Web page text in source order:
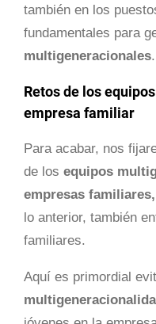
también en los
fundamentales para
multigeneracionales.
Retos de los
empresa familiar
Para acabar, nos
de los equipos
empresas familiares,
lo anterior, también
familiares.
Aquí es primordial